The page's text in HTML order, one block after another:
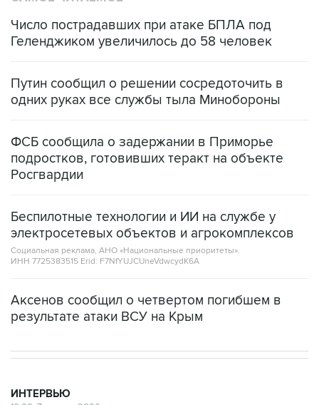
Число пострадавших при атаке БПЛА под
Геленджиком увеличилось до 58 человек
Путин сообщил о решении сосредоточить в
одних руках все службы тыла Минобороны
ФСБ сообщила о задержании в Приморье
подростков, готовивших теракт на объекте
Росгвардии
Беспилотные технологии и ИИ на службе у
электросетевых объектов и агрокомплексов
Социальная реклама, АНО «Национальные приоритеты».
ИНН 7725383515 Erid: F7NfYUJCUneVdwcydK6A
Аксенов сообщил о четвертом погибшем в
результате атаки ВСУ на Крым
ИНТЕРВЬЮ